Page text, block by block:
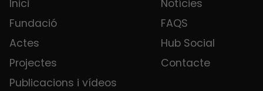
Inici
Fundació
Actes
Projectes
Publicacions i vídeos
Notícies
FAQS
Hub Social
Contacte